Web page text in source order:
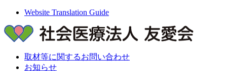
Website Translation Guide
取材等に関するお問い合わせ
お知らせ